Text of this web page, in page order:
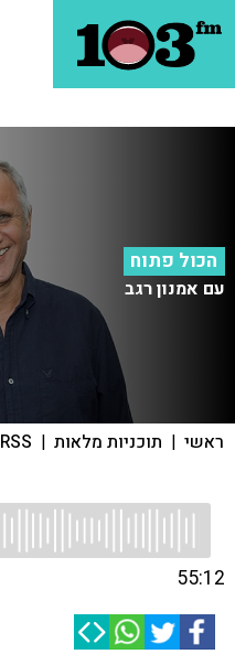
הכול פתוח
עם אמנון רגב
ראשי | תוכניות מלאות |
RSS
55:12